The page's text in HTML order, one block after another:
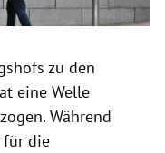
zu den
eine Welle
Während
für die